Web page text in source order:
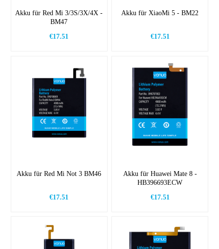
Akku für Red Mi 3/3S/3X/4X -
BM47
€17.51
Akku für XiaoMi 5 - BM22
€17.51
Akku für Red Mi Not 3 BM46
€17.51
Akku für Huawei Mate 8 -
HB396693ECW
€17.51